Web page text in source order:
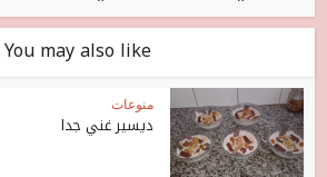
You may also like
منوعات
ديسير غني جدا